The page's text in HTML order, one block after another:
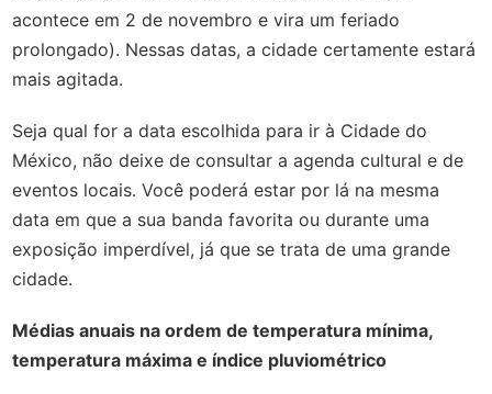
acontece em 2 de novembro e vira um feriado
prolongado). Nessas datas, a cidade certamente estará
mais agitada.
Seja qual for a data escolhida para ir à Cidade do
México, não deixe de consultar a agenda cultural e de
eventos locais. Você poderá estar por lá na mesma
data em que a sua banda favorita ou durante uma
exposição imperdível, já que se trata de uma grande
cidade.
Médias anuais na ordem de temperatura mínima,
temperatura máxima e índice pluviométrico